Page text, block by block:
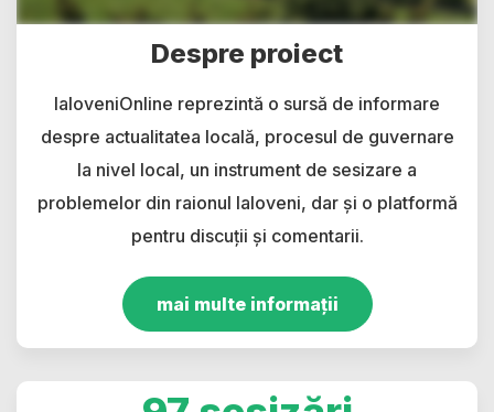
Despre proiect
IaloveniOnline reprezintă o sursă de informare
despre actualitatea locală, procesul de guvernare
la nivel local, un instrument de sesizare a
problemelor din raionul Ialoveni, dar și o platformă
pentru discuții și comentarii.
mai multe informații